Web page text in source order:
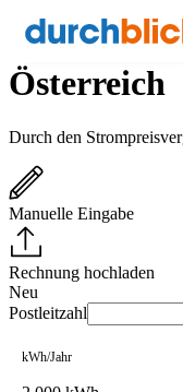
Österreich
Durch den
Manuelle Eingabe
Rechnung hochladen
Neu
Postleitzahl
kWh/Jahr